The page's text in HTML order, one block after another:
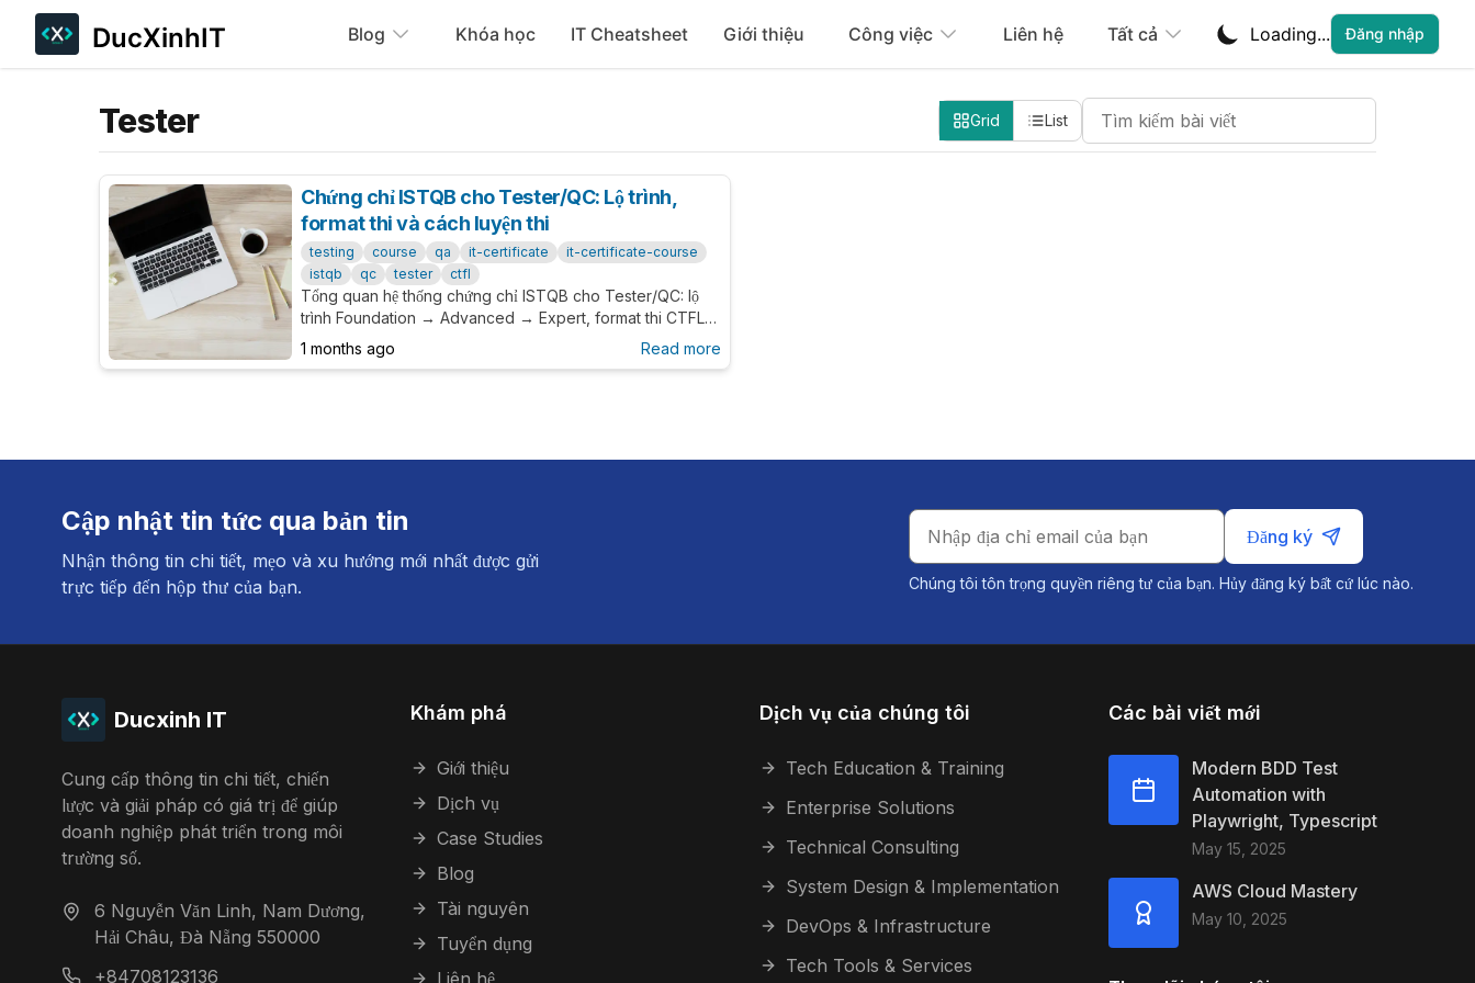
DucXinhIT Blog Khóa học IT Cheatsheet Giới thiệu Công việc Liên hệ Tất cả Loading... Đăng nhập
Tester Grid List Search Cheatsheets
Chứng chỉ ISTQB cho Tester/QC: Lộ trình,
format thi và cách luyện thi
testing course qa it-certificate
it-certificate-course
istqb
qc tester ctfl
Tổng quan hệ thống chứng chỉ ISTQB cho Tester/QC: lộ
trình Foundation → Advanced → Expert, format thi CTFL,
cấu trúc đề, lệ phí, trang luyện thi và chiến lược luyện đề an
1 months ago Read more
Cập nhật tin tức qua bản tin
Nhận thông tin chi tiết, mẹo và xu hướng mới nhất được gửi
trực tiếp đến hộp thư của bạn.
Đăng ký
Chúng tôi tôn trọng quyền riêng tư của bạn. Hủy đăng ký bất cứ lúc nào.
Ducxinh IT
Cung cấp thông tin chi tiết, chiến
lược và giải pháp có giá trị để giúp
doanh nghiệp phát triển trong môi
trường số.
6 Nguyễn Văn Linh, Nam Dương,
Hải Châu, Đà Nẵng 550000
+84708123136
Khám phá
Giới thiệu
Dịch vụ
Case Studies
Blog
Tài nguyên
Tuyển dụng
Liên hệ
Dịch vụ của chúng tôi
Tech Education & Training
Enterprise Solutions
Technical Consulting
System Design & Implementation
DevOps & Infrastructure
Tech Tools & Services
Các bài viết mới
Modern BDD Test
Automation with
Playwright, Typescript
May 15, 2025
AWS Cloud Mastery
May 10, 2025